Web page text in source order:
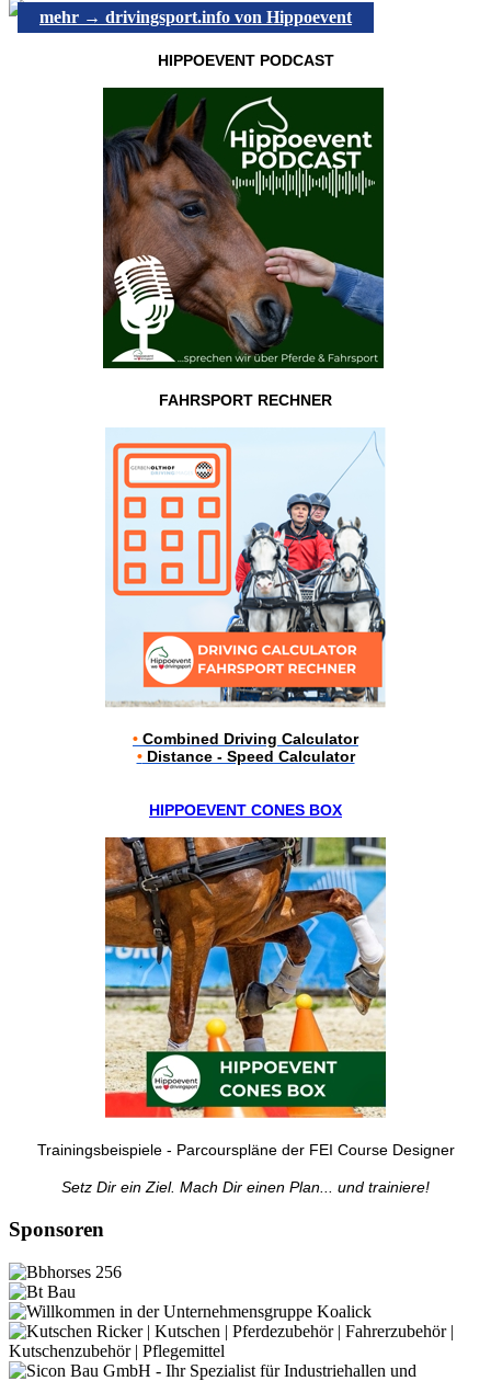
mehr → drivingsport.info von Hippoevent
HIPPOEVENT PODCAST
FAHRSPORT RECHNER
• Combined Driving Calculator
•Distance - Speed Calculator
HIPPOEVENT CONES BOX
Trainingsbeispiele - Parcourspläne der FEI Course Designer
Setz Dir ein Ziel. Mach Dir einen Plan... und trainiere!
Sponsoren